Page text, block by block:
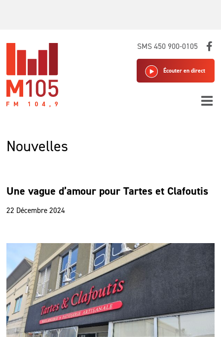
SMS 450 900-0105
Écouter en direct
Nouvelles
Une vague d’amour pour Tartes et Clafoutis
22 Décembre 2024